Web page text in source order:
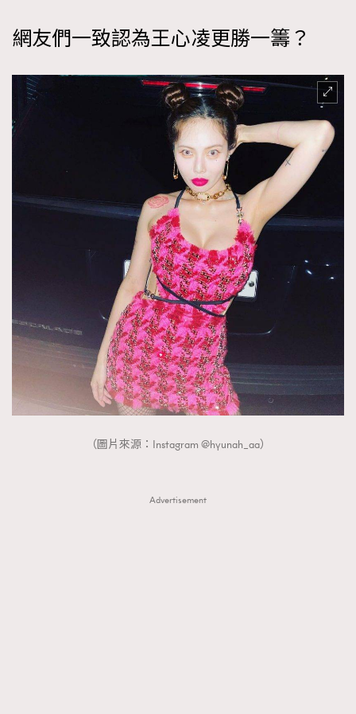
網友們一致認為王心凌更勝一籌？
（圖片來源：Instagram @hyunah_aa）
Advertisement